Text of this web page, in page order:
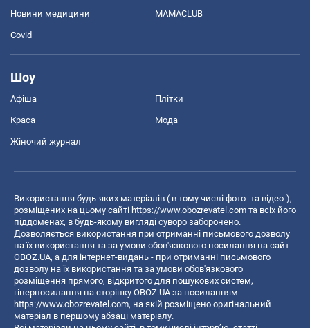
Новини медицини MAMACLUB
Covid
Шоу
Афіша Плітки
Краса Мода
Жіночий журнал
Використання будь-яких матеріалів ( в тому числі фото- та відео-),
розміщених на цьому сайті https://www.obozrevatel.com та всіх його
піддоменах, в будь-якому вигляді суворо заборонено.
Дозволяється використання при отриманні письмового дозволу
на їх використання та за умови обов'язкового посилання на сайт
OBOZ.UA, а для інтернет-видань - при отриманні письмового
дозволу на їх використання та за умови обов'язкового
розміщення прямого, відкритого для пошукових систем,
гіперпосилання на сторінку OBOZ.UA за посиланням
https://www.obozrevatel.com, на якій розміщено оригінальний
матеріал в першому абзаці матеріалу.